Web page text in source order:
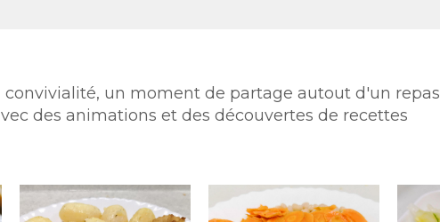
convivialité, un moment de partage autout d'un repas
des animations et des découvertes de recettes